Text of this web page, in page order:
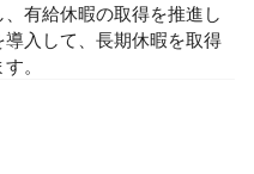
有給休暇の取得を推進し
入して、長期休暇を取得
。